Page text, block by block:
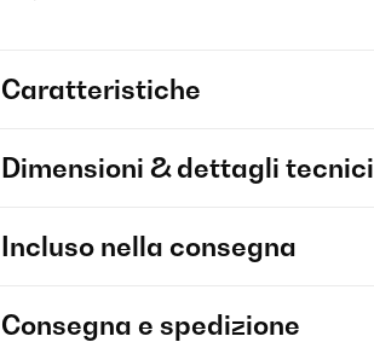
Caratteristiche
Dimensioni & dettagli tecnici
Incluso nella consegna
Consegna e spedizione